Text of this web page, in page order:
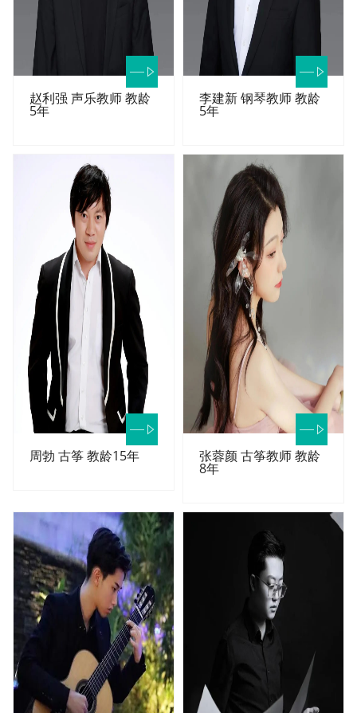
赵利强 声乐教师 教龄
5年
李建新 钢琴教师 教龄
5年
周勃 古筝 教龄15年 张蓉颜 古筝教师 教龄
8年